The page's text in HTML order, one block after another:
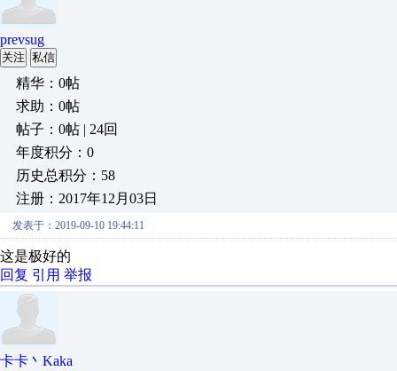
prevsug
关注 私信
精华：0帖
求助：0帖
帖子：0帖 | 24回
年度积分：0
历史总积分：58
注册：2017年12月03日
发表于：2019-09-10 19:44:11
这是极好的
回复 引用 举报
卡卡丶Kaka